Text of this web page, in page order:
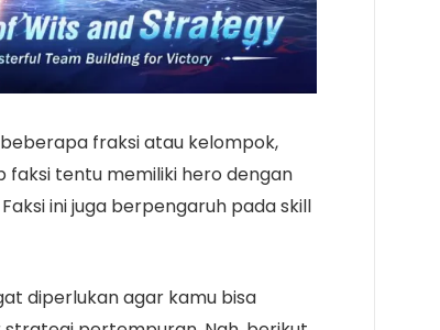
fraksi atau kelompok,
faksi tentu memiliki hero dengan
ini juga berpengaruh pada skill
diperlukan agar kamu bisa